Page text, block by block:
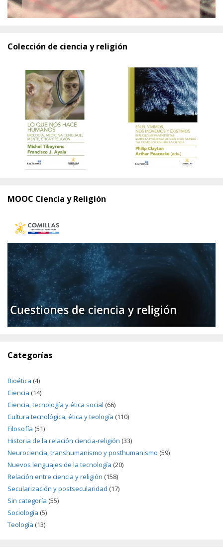
Colección de ciencia y religión
MOOC Ciencia y Religión
Categorías
Bioética (4)
Ciencia (14)
Ciencia, tecnología y ética social (66)
Cultura tecnológica, ética y teología (110)
Filosofía (51)
Historia de la relación ciencia-religión (33)
Neurociencia, transhumanismo y posthumanismo (59)
Nuevos lenguajes de la tecnología (20)
Relación entre ciencia y religión (158)
Secularización y postsecularidad (17)
Sin categoría (55)
Sociología (5)
Teología (13)